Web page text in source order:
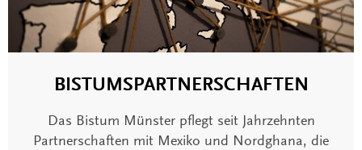
BISTUMSPARTNERSCHAFTEN
Das Bistum Münster pflegt seit Jahrzehnten
Partnerschaften mit Mexiko und Nordghana, die